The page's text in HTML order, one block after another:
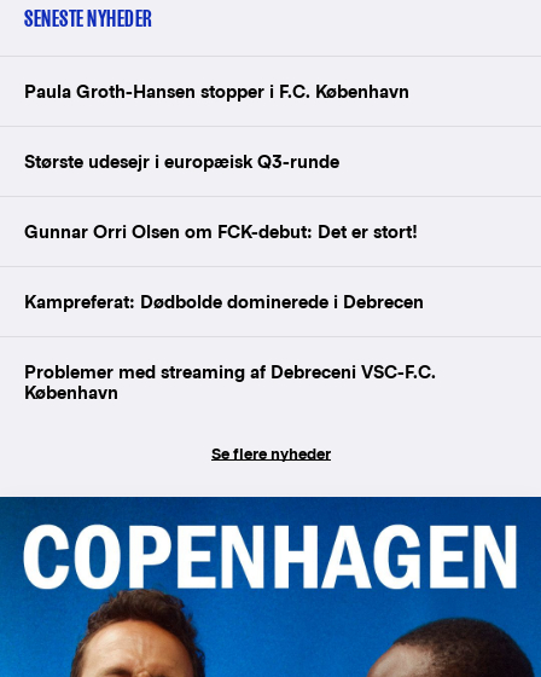
SENESTE NYHEDER
Paula Groth-Hansen stopper i F.C. København
Største udesejr i europæisk Q3-runde
Gunnar Orri Olsen om FCK-debut: Det er stort!
Kampreferat: Dødbolde dominerede i Debrecen
Problemer med streaming af Debreceni VSC-F.C.
København
Se flere nyheder